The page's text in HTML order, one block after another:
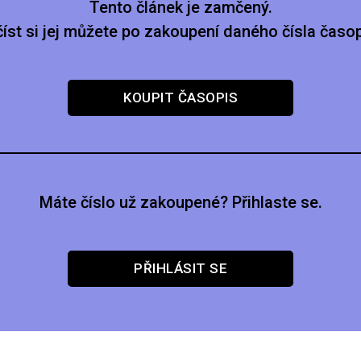
Tento článek je zamčený.
si jej můžete po zakoupení daného čísla
KOUPIT ČASOPIS
Máte číslo už zakoupené? Přihlaste se.
PŘIHLÁSIT SE